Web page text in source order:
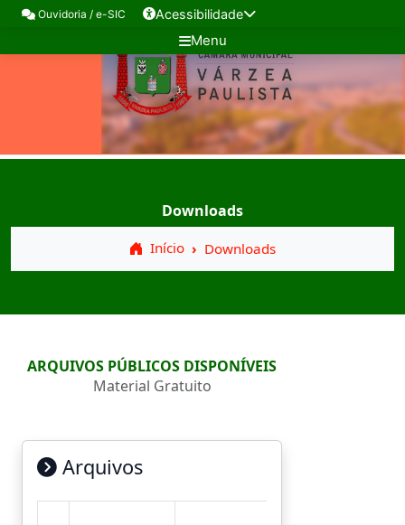
Ouvidoria / e-SIC Acessibilidade
Menu
Downloads
Início Downloads
ARQUIVOS PÚBLICOS DISPONÍVEIS
Material Gratuito
Arquivos